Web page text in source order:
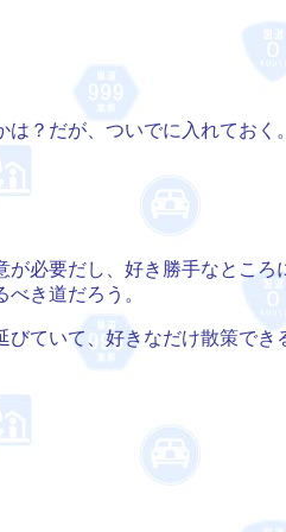
は？だが、ついでに入れておく
必要だし、好き勝手なところ
き道だろう。
びていて、好きなだけ散策でき